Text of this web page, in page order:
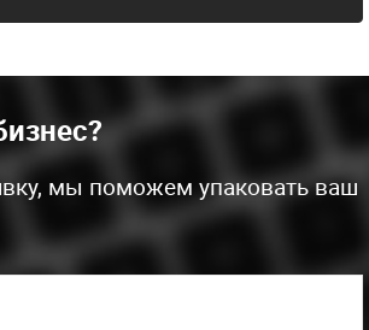
мы поможем упаковать ваш